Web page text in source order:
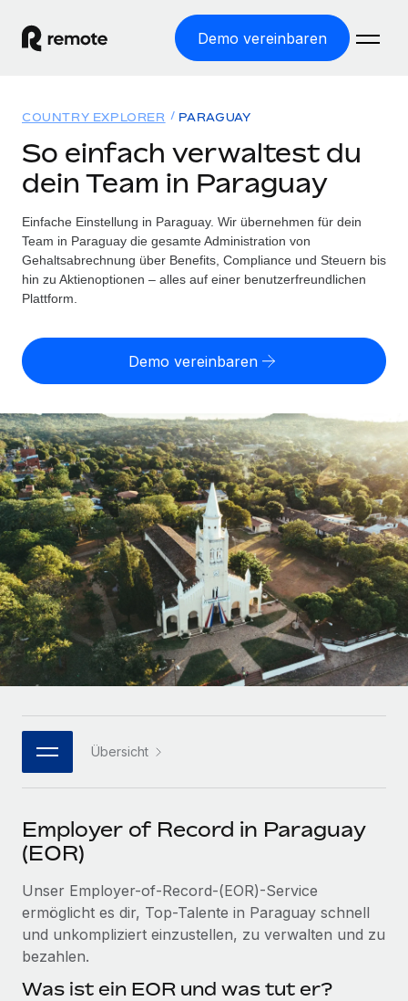
Demo vereinbaren
WELTWEITE BESCHÄFTIGUNG
Globale Payroll
Einfache, rechtssicher Payroll
Employer of Record
Weltweites Wachstum ohne Kosten für Niederlassungen
Contractor of Record
Rechtssichere, weltweite Arbeit mit Freelancer:innen
Globales Onboarding und Verwalten von
Freelancer:innen
PEO
Auslagern von komplexen HR-Aufgaben
INFRASTRUKTUR
Remote Embedded
Nahtlose Integration der HR in bestehende Abläufe
Plattform
Integrierte HR-Kernfunktionen für dein Team
MCP
Integrationen
Tools
DIENSTLEISTUNGEN
Frag unsere Expert:innen
Hilfe von Expert:innen für globale HR & Compliance
Background-Checks
Lösungen
WELTWEITE ABDECKUNG
Country Explorer
Länderspezifische Unterstützung bei der Einstellung
Einfache Einstellung in allen US-Bundesstaaten
WACHSTUMSPHASE
Startups
Agile HR- und Payroll-Lösungen für wachsende
Unternehmen
Mittelstand
Maßgeschneiderte HR-Lösungen, um Teams zu
vergrößern
Enterprise
Globale HR für Konzerne und Großunternehmen
PARTNER WERDEN
Flexible Einbettung von Global-HR-Funktionen in deine
Partner werden
Entdecke die Möglichkeiten einer Partnerschaft
Remote Build
Beratung zu Integrationen und KI-Automatisierung
FALLSTUDIEN
Ressourcen
TOOLS UND RECHNER
Scheinselbstständigkeitsrisiko berechnen
Personalkostenrechner
Gesamtbeschäftigungskosten
Honorarzahlungen berechnen
Informationen zu möglichen Währungen und
Abwicklungsfristen für globale Freelancer:innen
LERNEN MIT REMOTE
Forschung und Leitfäden
Fallstudien
HR-Glossar
Bibliothek für Stellenbeschreibungen
Webinare
Events
Newsroom
Informationen zu Gehältern und Qualifikationen
Insights Center
Preise
Nederlands
Français
Deutsch
Español
Italiano
Português (Portugal)
한국어
Anmelden
COUNTRY EXPLORER PARAGUAY
So einfach verwaltest du
dein Team in Paraguay
Einfache Einstellung in Paraguay. Wir übernehmen für dein
Team in Paraguay die gesamte Administration von
Gehaltsabrechnung über Benefits, Compliance und Steuern bis
hin zu Aktienoptionen – alles auf einer benutzerfreundlichen
Plattform.
Demo vereinbaren
Übersicht
Employer of Record in Paraguay
(EOR)
Unser Employer-of-Record-(EOR)-Service
ermöglicht es dir, Top-Talente in Paraguay schnell
und unkompliziert einzustellen, zu verwalten und zu
bezahlen.
Was ist ein EOR und was tut er?